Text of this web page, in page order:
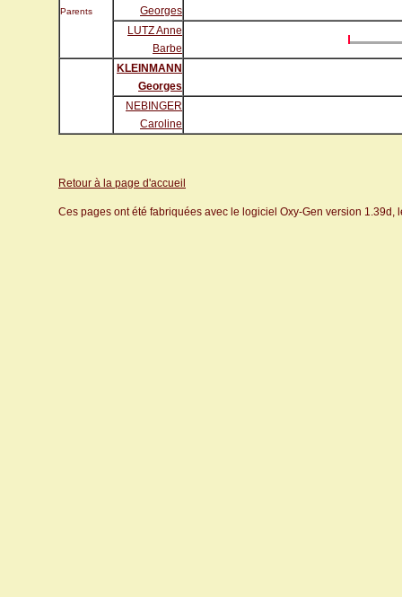
Parents
Georges
LUTZ Anne
Barbe
KLEINMANN
Georges
NEBINGER
Caroline
Retour à la page d'accueil
Ces pages ont été fabriquées avec le logiciel Oxy-Gen version 1.39d,